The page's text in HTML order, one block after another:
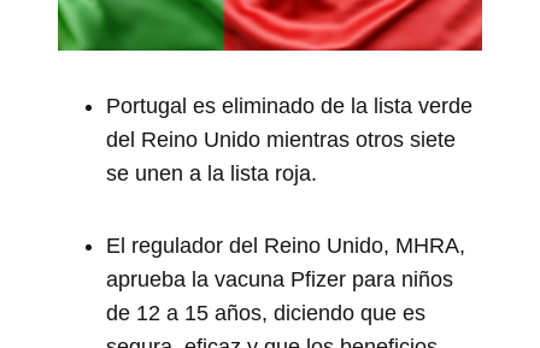
Portugal es eliminado de la lista verde
del Reino Unido mientras otros siete
se unen a la lista roja.
El regulador del Reino Unido, MHRA,
aprueba la vacuna Pfizer para niños
de 12 a 15 años, diciendo que es